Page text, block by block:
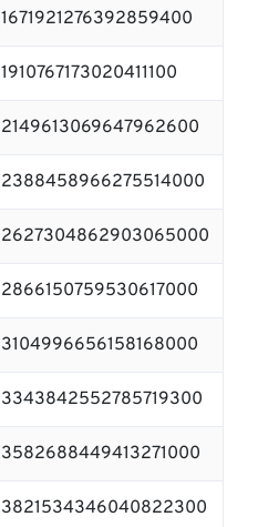
1671921276392859400
1910767173020411100
2149613069647962600
2388458966275514000
2627304862903065000
2866150759530617000
3104996656158168000
3343842552785719300
3582688449413271000
3821534346040822300